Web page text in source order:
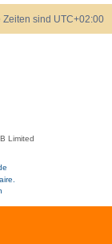
Zeiten sind UTC+02:00
Limited